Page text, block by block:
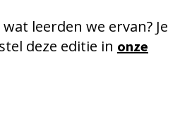
leerden we ervan? Je
deze editie in onze